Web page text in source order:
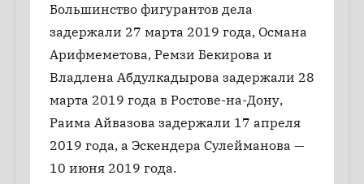
Большинство фигурантов дела
задержали 27 марта 2019 года, Османа
Арифмеметова, Ремзи Бекирова и
Владлена Абдулкадырова задержали 28
марта 2019 года в Ростове-на-Дону,
Раима Айвазова задержали 17 апреля
2019 года, а Эскендера Сулейманова —
10 июня 2019 года.